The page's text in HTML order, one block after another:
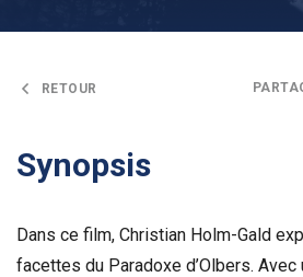
RETOUR
Synopsis
Dans ce film, Christian Holm-Gald
facettes du Paradoxe d’Olbers.